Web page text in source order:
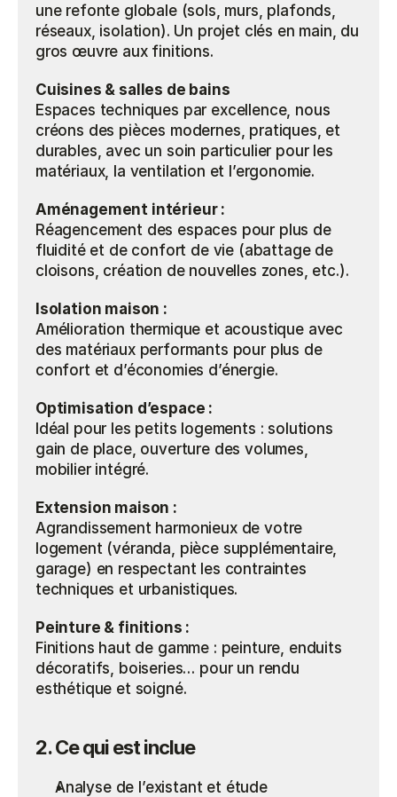
une refonte globale (sols, murs, plafonds,
réseaux, isolation). Un projet clés en main, du
gros œuvre aux finitions.
Cuisines & salles de bains
Espaces techniques par excellence, nous
créons des pièces modernes, pratiques, et
durables, avec un soin particulier pour les
matériaux, la ventilation et l’ergonomie.
Aménagement intérieur :
Réagencement des espaces pour plus de
fluidité et de confort de vie (abattage de
cloisons, création de nouvelles zones, etc.).
Isolation maison :
Amélioration thermique et acoustique avec
des matériaux performants pour plus de
confort et d’économies d’énergie.
Optimisation d’espace :
Idéal pour les petits logements : solutions
gain de place, ouverture des volumes,
mobilier intégré.
Extension maison :
Agrandissement harmonieux de votre
logement (véranda, pièce supplémentaire,
garage) en respectant les contraintes
techniques et urbanistiques.
Peinture & finitions :
Finitions haut de gamme : peinture, enduits
décoratifs, boiseries… pour un rendu
esthétique et soigné.
2. Ce qui est inclue
Analyse de l’existant et étude